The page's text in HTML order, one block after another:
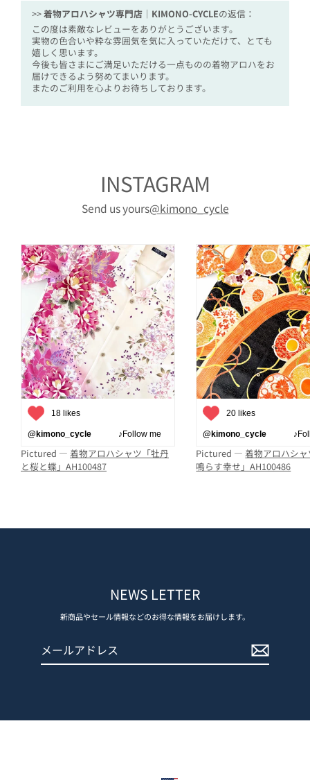
>>着物アロハシャツ専門店｜KIMONO-CYCLEの返信：
この度は素敵なレビューをありがとうございます。
実物の色合いや粋な雰囲気を気に入っていただけて、とても
嬉しく思います。
今後も皆さまにご満足いただける一点ものの着物アロハをお
届けできるよう努めてまいります。
またのご利用を心よりお待ちしております。
INSTAGRAM
Send us yours@kimono_cycle
18 likes
@kimono_cycle ♪Follow me
Pictured — 着物アロハシャツ「牡丹
と桜と蝶」AH100487
20 likes
@kimono_cycle
Pictured —着物アロハシ
鳴らす幸せ」AH100486
NEWS LETTER
新商品やセール情報などのお得な情報をお届けします。